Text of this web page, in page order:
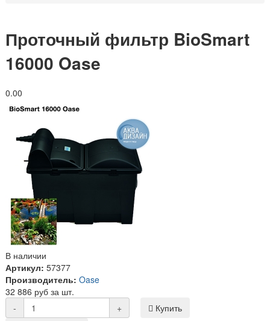
Проточный фильтр BioSmart
16000 Oase
0.00
В наличии
Артикул: 57377
Производитель: Oase
32 886 руб за шт.
-
+
Купить